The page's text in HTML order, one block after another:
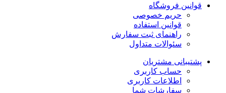
قوانین فروشگاه
حریم خصوصی
قوانین استفاده
راهنمای ثبت سفارش
سئوالات متداول
پشتیبانی مشتریان
حساب کاربری
اطلاعات کاربری
سفارشات شما